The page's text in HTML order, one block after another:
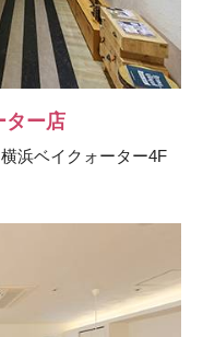
ター店
浜ベイクォーター4F